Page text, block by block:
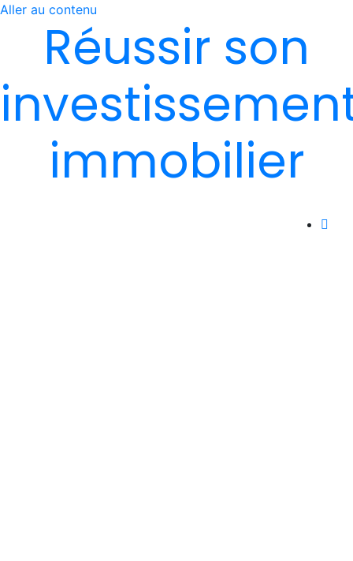
Aller au contenu
Réussir son
immobilier